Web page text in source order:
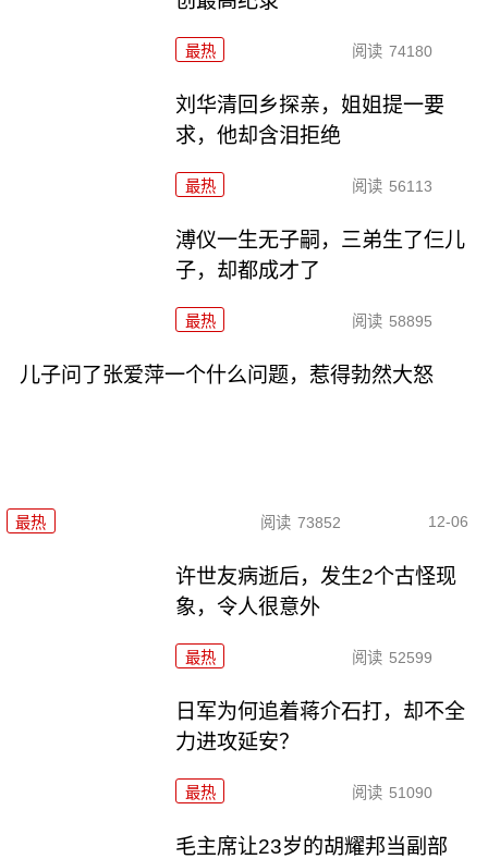
最热 阅读 74180
刘华清回乡探亲，姐姐提一要
求，他却含泪拒绝
最热 阅读 56113
溥仪一生无子嗣，三弟生了仨儿
子，却都成才了
最热 阅读 58895
儿子问了张爱萍一个什么问题，惹得勃然大怒
最热 阅读 73852 12-06
许世友病逝后，发生2个古怪现
象，令人很意外
最热 阅读 52599
日军为何追着蒋介石打，却不全
力进攻延安？
最热 阅读 51090
毛主席让23岁的胡耀邦当副部